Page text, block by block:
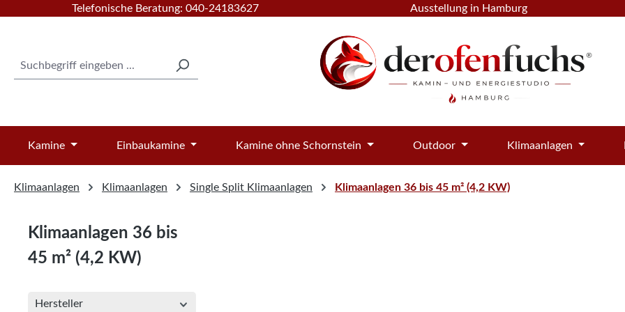
Hauptinhalt springen
Zur Suche springen
Zur Hauptnavigation springen
Telefonische Beratung: 040-24183627 Ausstellung in Hamburg
Kamine Einbaukamine Kamine ohne Schornstein Outdoor Klimaanlagen
Klimaanlagen Klimaanlagen Single Split Klimaanlagen Klimaanlagen 36 bis 45 m² (4,2 KW)
Klimaanlagen 36 bis
45 m² (4,2 KW)
Hersteller